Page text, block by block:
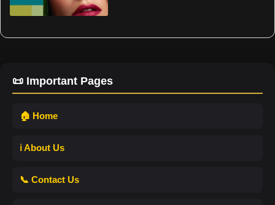
📜 Important Pages
🏠 Home
ℹ️ About Us
📞 Contact Us